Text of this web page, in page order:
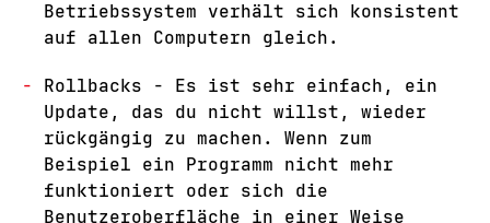
Betriebssystem verhält sich konsistent
auf allen Computern gleich.
Rollbacks - Es ist sehr einfach, ein
Update, das du nicht willst, wieder
rückgängig zu machen. Wenn zum
Beispiel ein Programm nicht mehr
funktioniert oder sich die
Benutzeroberfläche in einer Weise